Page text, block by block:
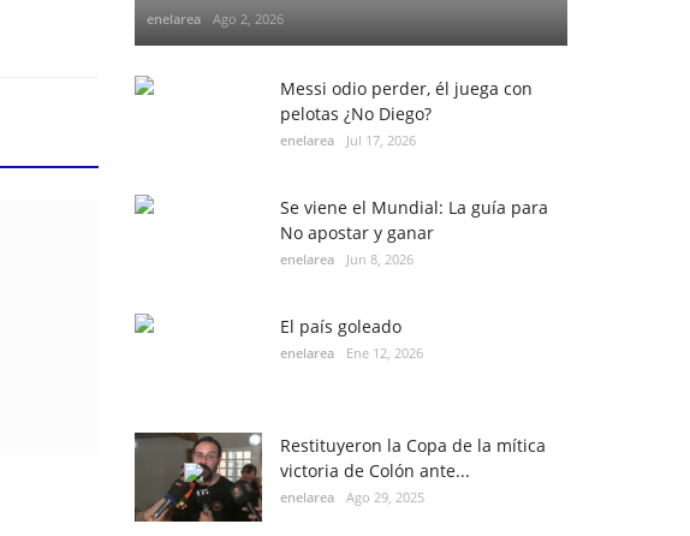
enelarea Ago 2, 2026
Messi odio perder, él juega con
pelotas ¿No Diego?
enelarea Jul 17, 2026
Se viene el Mundial: La guía para
No apostar y ganar
enelarea Jun 8, 2026
El país goleado
enelarea Ene 12, 2026
Restituyeron la Copa de la mítica
victoria de Colón ante...
enelarea Ago 29, 2025